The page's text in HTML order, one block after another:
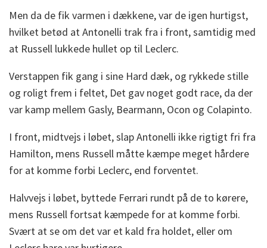
Men da de fik varmen i dækkene, var de igen hurtigst,
hvilket betød at Antonelli trak fra i front, samtidig med
at Russell lukkede hullet op til Leclerc.
Verstappen fik gang i sine Hard dæk, og rykkede stille
og roligt frem i feltet, Det gav noget godt race, da der
var kamp mellem Gasly, Bearmann, Ocon og Colapinto.
I front, midtvejs i løbet, slap Antonelli ikke rigtigt fri fra
Hamilton, mens Russell måtte kæmpe meget hårdere
for at komme forbi Leclerc, end forventet.
Halvvejs i løbet, byttede Ferrari rundt på de to kørere,
mens Russell fortsat kæmpede for at komme forbi.
Svært at se om det var et kald fra holdet, eller om